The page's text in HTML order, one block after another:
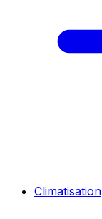
Climatisation